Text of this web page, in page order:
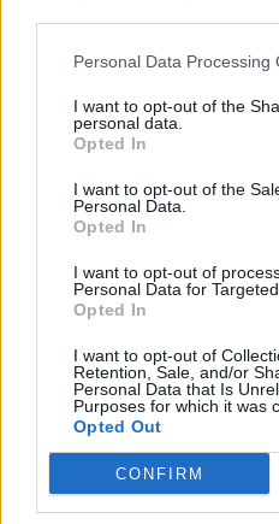
Personal Data Processing
I want to opt-out of the
personal data.
Opted In
I want to opt-out of the
Personal Data.
Opted In
I want to opt-out of
Personal Data for
Opted In
I want to opt-out of
Retention, Sale, and/or
Personal Data that Is
Purposes for which it was
Opted Out
CONFIRM
Hozzászólások
Hana György:
oktatásról szóló
Az új kormány az elődökétől
stratégiával kezdte meg
szintjére kiterjesztett hiperaktivitás
optimizmust ébresztett és éltet.
alázott ágazatban, mint az oktatás.
ami egy újabb megkerülhetetlen
érdemi társadalmi egyeztetés
„kényszerét”. Ennek, az amúgy